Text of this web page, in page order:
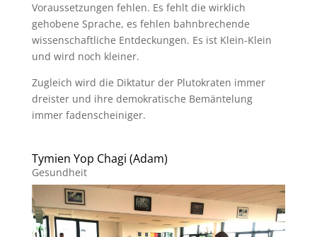
Voraussetzungen fehlen. Es fehlt die wirklich
gehobene Sprache, es fehlen bahnbrechende
wissenschaftliche Entdeckungen. Es ist Klein-Klein
und wird noch kleiner.
Zugleich wird die Diktatur der Plutokraten immer
dreister und ihre demokratische Bemäntelung
immer fadenscheiniger.
Tymien Yop Chagi (Adam)
Gesundheit